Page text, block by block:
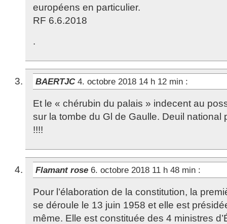
européens en particulier.
RF 6.6.2018
.
BAERTJC 4. octobre 2018 14 h 12 min :
Et le « chérubin du palais » indecent au
sur la tombe du Gl de Gaulle. Deuil national
!!!!
Flamant rose 6. octobre 2018 11 h 48 min :
Pour l’élaboration de la constitution, la
se déroule le 13 juin 1958 et elle est
même. Elle est constituée des 4 ministres